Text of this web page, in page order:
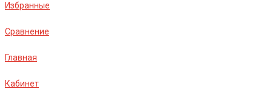
Избранные
Сравнение
Главная
Кабинет